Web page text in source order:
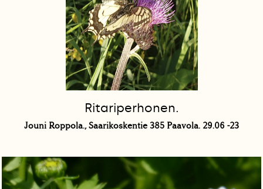
Ritariperhonen.
Jouni Roppola., Saarikoskentie 385 Paavola. 29.06 -23